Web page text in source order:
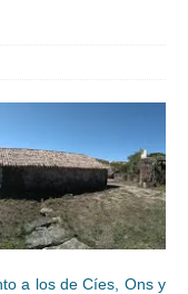
a los de Cíes, Ons y